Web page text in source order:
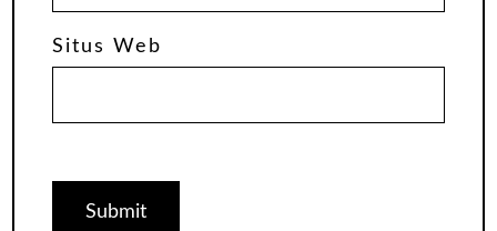
Situs Web